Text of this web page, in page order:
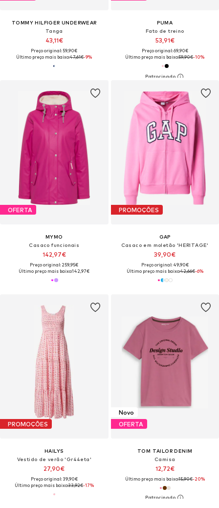
TOMMY HILFIGER UNDERWEAR
Tanga
43,11€
Preço original: 59,90€
Último preço mais baixo:47,61€-9%
PUMA
Fato de treino
53,91€
Preço original: 69,90€
Último preço mais baixo:59,90€-10%
OFERTA
MYMO
Casaco funcionais
142,97€
Preço original: 259,95€
Último preço mais baixo:142,97€
PROMOÇÕES
GAP
Casaco em moletão 'HERITAGE'
39,90€
Preço original: 49,90€
Último preço mais baixo:42,66€-6%
PROMOÇÕES
HAILYS
Vestido de verão 'Gr44eta'
27,90€
Preço original: 39,90€
Último preço mais baixo:33,92€-17%
Novo
OFERTA
TOM TAILOR DENIM
Camisa
12,72€
Último preço mais baixo:15,90€-20%